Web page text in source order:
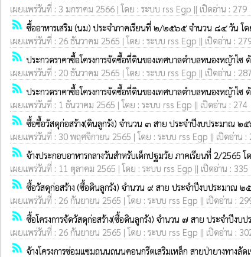
เผยแพร่วันที่ : 3 มกราคม 2566 | โดย : ระบบ rss Egp || เปิดอ่าน : 279
rss_feed ซื้ออาหารเสริม (นม) ประจำภาคเรียนที่ ๒/๒๕๖๕ จำนวน ๘๔ วัน โด
เผยแพร่วันที่ : 26 ธันวาคม 2565 | โดย : ระบบ rss Egp || เปิดอ่าน :
rss_feed ประกวดราคาซื้อโครงการจัดซื้อที่ดินของเทศบาลตำบลหนองหญ้าไซ
เผยแพร่วันที่ : 20 ธันวาคม 2565 | โดย : ระบบ rss Egp || เปิดอ่าน : 287
rss_feed ประกวดราคาซื้อโครงการจัดซื้อที่ดินของเทศบาลตำบลหนองหญ้าไซ
เผยแพร่วันที่ : 1 ธันวาคม 2565 | โดย : ระบบ rss Egp || เปิดอ่าน : 274
rss_feed ซื้อซื้อวัสดุก่อสร้าง(ดินลูกรัง) จำนวน ๓ สาย ประจำปีงบประมาณ ๒๕
เผยแพร่วันที่ : 30 พฤศจิกายน 2565 | โดย : ระบบ rss Egp || เปิดอ่าน :
rss_feed จ้างประกอบอาหารกลางวันสำหรับเด็กปฐมวัย ภาคเรียนที่ 2/2565 โ
เผยแพร่วันที่ : 11 ตุลาคม 2565 | โดย : ระบบ rss Egp || เปิดอ่าน : 335
rss_feed ซื้อวัสดุก่อสร้าง (ซื้อดินลูกรัง) จำนวน ๙ สาย ประจำปีงบประมาณ ๒
เผยแพร่วันที่ : 26 กันยายน 2565 | โดย : ระบบ rss Egp || เปิดอ่าน :
rss_feed ซื้อโครงการจัดวัสดุก่อสร้าง(ซื้อดินลูกรัง) จำนวน ๗ สาย ประจำปีงบ
เผยแพร่วันที่ : 26 กันยายน 2565 | โดย : ระบบ rss Egp || เปิดอ่าน :
rss_feed จ้างโครงการซ่อมแซมถนนถนนคอนกรีตเสริมเหล็ก สายป่ายางทาง